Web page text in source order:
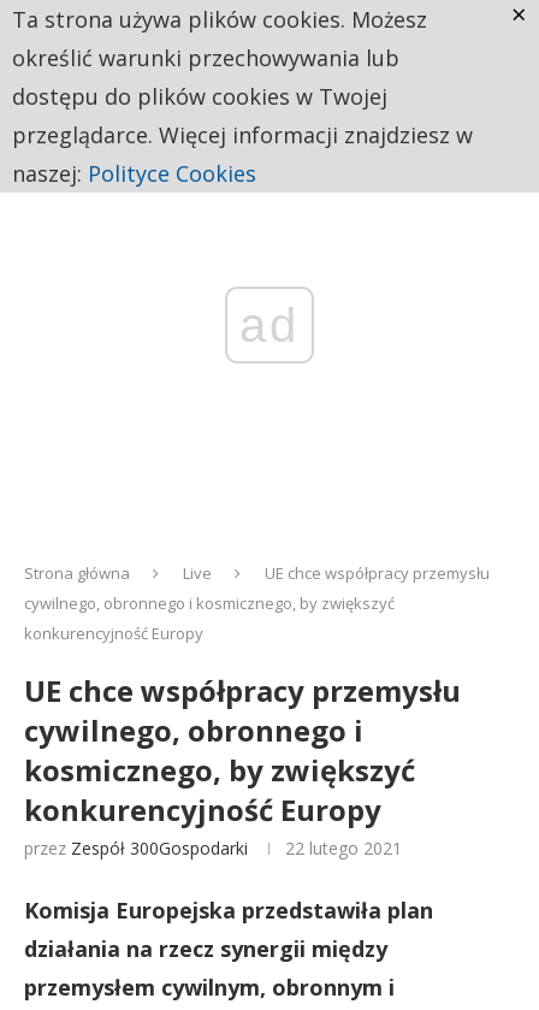
ad
Strona główna Live
UE chce współpracy przemysłu
cywilnego, obronnego i kosmicznego, by zwiększyć
konkurencyjność Europy
UE chce współpracy przemysłu
cywilnego, obronnego i
kosmicznego, by zwiększyć
konkurencyjność Europy
przez Zespół 300Gospodarki 22 lutego 2021
Komisja Europejska przedstawiła plan
działania na rzecz synergii między
przemysłem cywilnym, obronnym i
Ta strona używa plików cookies. Możesz
określić warunki przechowywania lub
dostępu do plików cookies w Twojej
przeglądarce. Więcej informacji znajdziesz w
naszej: Polityce Cookies
×